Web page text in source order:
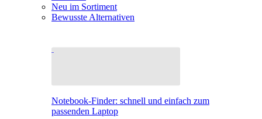
Neu im Sortiment
Bewusste Alternativen
Notebook-Finder: schnell und einfach zum
passenden Laptop